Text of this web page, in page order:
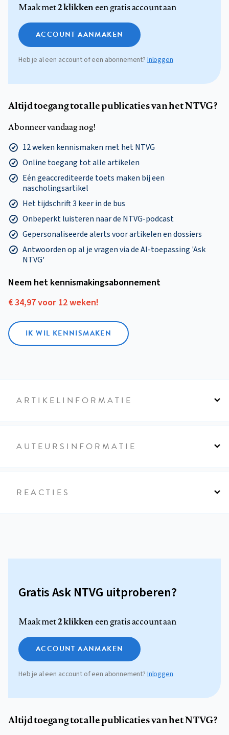
Maak met2 klikkeneen gratis account aan
ACCOUNT AANMAKEN
Heb je al een account of een abonnement? Inloggen
Altijd toegang tot alle publicaties van het NTVG?
Abonneer vandaag nog!
12 weken kennismaken met het NTVG
Online toegang tot alle artikelen
Eén geaccrediteerde toets maken bij een
nascholingsartikel
Het tijdschrift 3 keer in de bus
Onbeperkt luisteren naar de NTVG-podcast
Gepersonaliseerde alerts voor artikelen en dossiers
Antwoorden op al je vragen via de AI-toepassing 'Ask
NTVG'
Neem het kennismakings­abonnement
€ 34,97 voor 12 weken!
IK WIL KENNISMAKEN
ARTIKELINFORMATIE
AUTEURSINFORMATIE
REACTIES
Gratis Ask NTVG uitproberen?
Maak met2 klikkeneen gratis account aan
ACCOUNT AANMAKEN
Heb je al een account of een abonnement? Inloggen
Altijd toegang tot alle publicaties van het NTVG?